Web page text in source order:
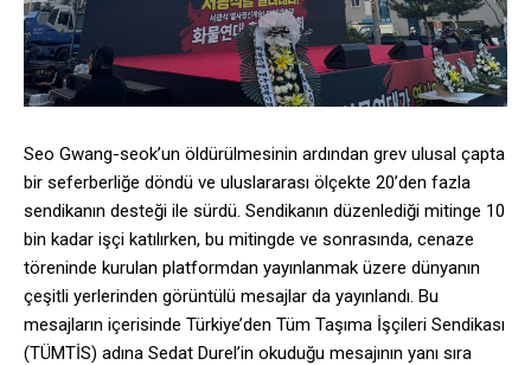
Seo Gwang-seok’un öldürülmesinin ardından grev ulusal çapta
bir seferberliğe döndü ve uluslararası ölçekte 20’den fazla
sendikanın desteği ile sürdü. Sendikanın düzenlediği mitinge 10
bin kadar işçi katılırken, bu mitingde ve sonrasında, cenaze
töreninde kurulan platformdan yayınlanmak üzere dünyanın
çeşitli yerlerinden görüntülü mesajlar da yayınlandı. Bu
mesajların içerisinde Türkiye’den Tüm Taşıma İşçileri Sendikası
(TÜMTİS) adına Sedat Durel’in okuduğu mesajının yanı sıra